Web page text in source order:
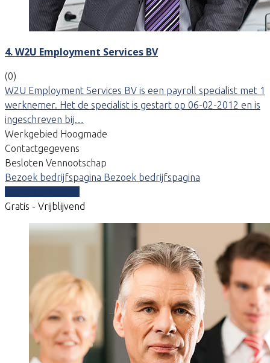
4. W2U Employment Services BV
(0)
W2U Employment Services BV is een payroll specialist met 1
werknemer. Het de specialist is gestart op 06-02-2012 en is
ingeschreven bij…
Werkgebied Hoogmade
Contactgegevens
Besloten Vennootschap
Bezoek bedrijfspagina Bezoek bedrijfspagina
Gratis - Vrijblijvend